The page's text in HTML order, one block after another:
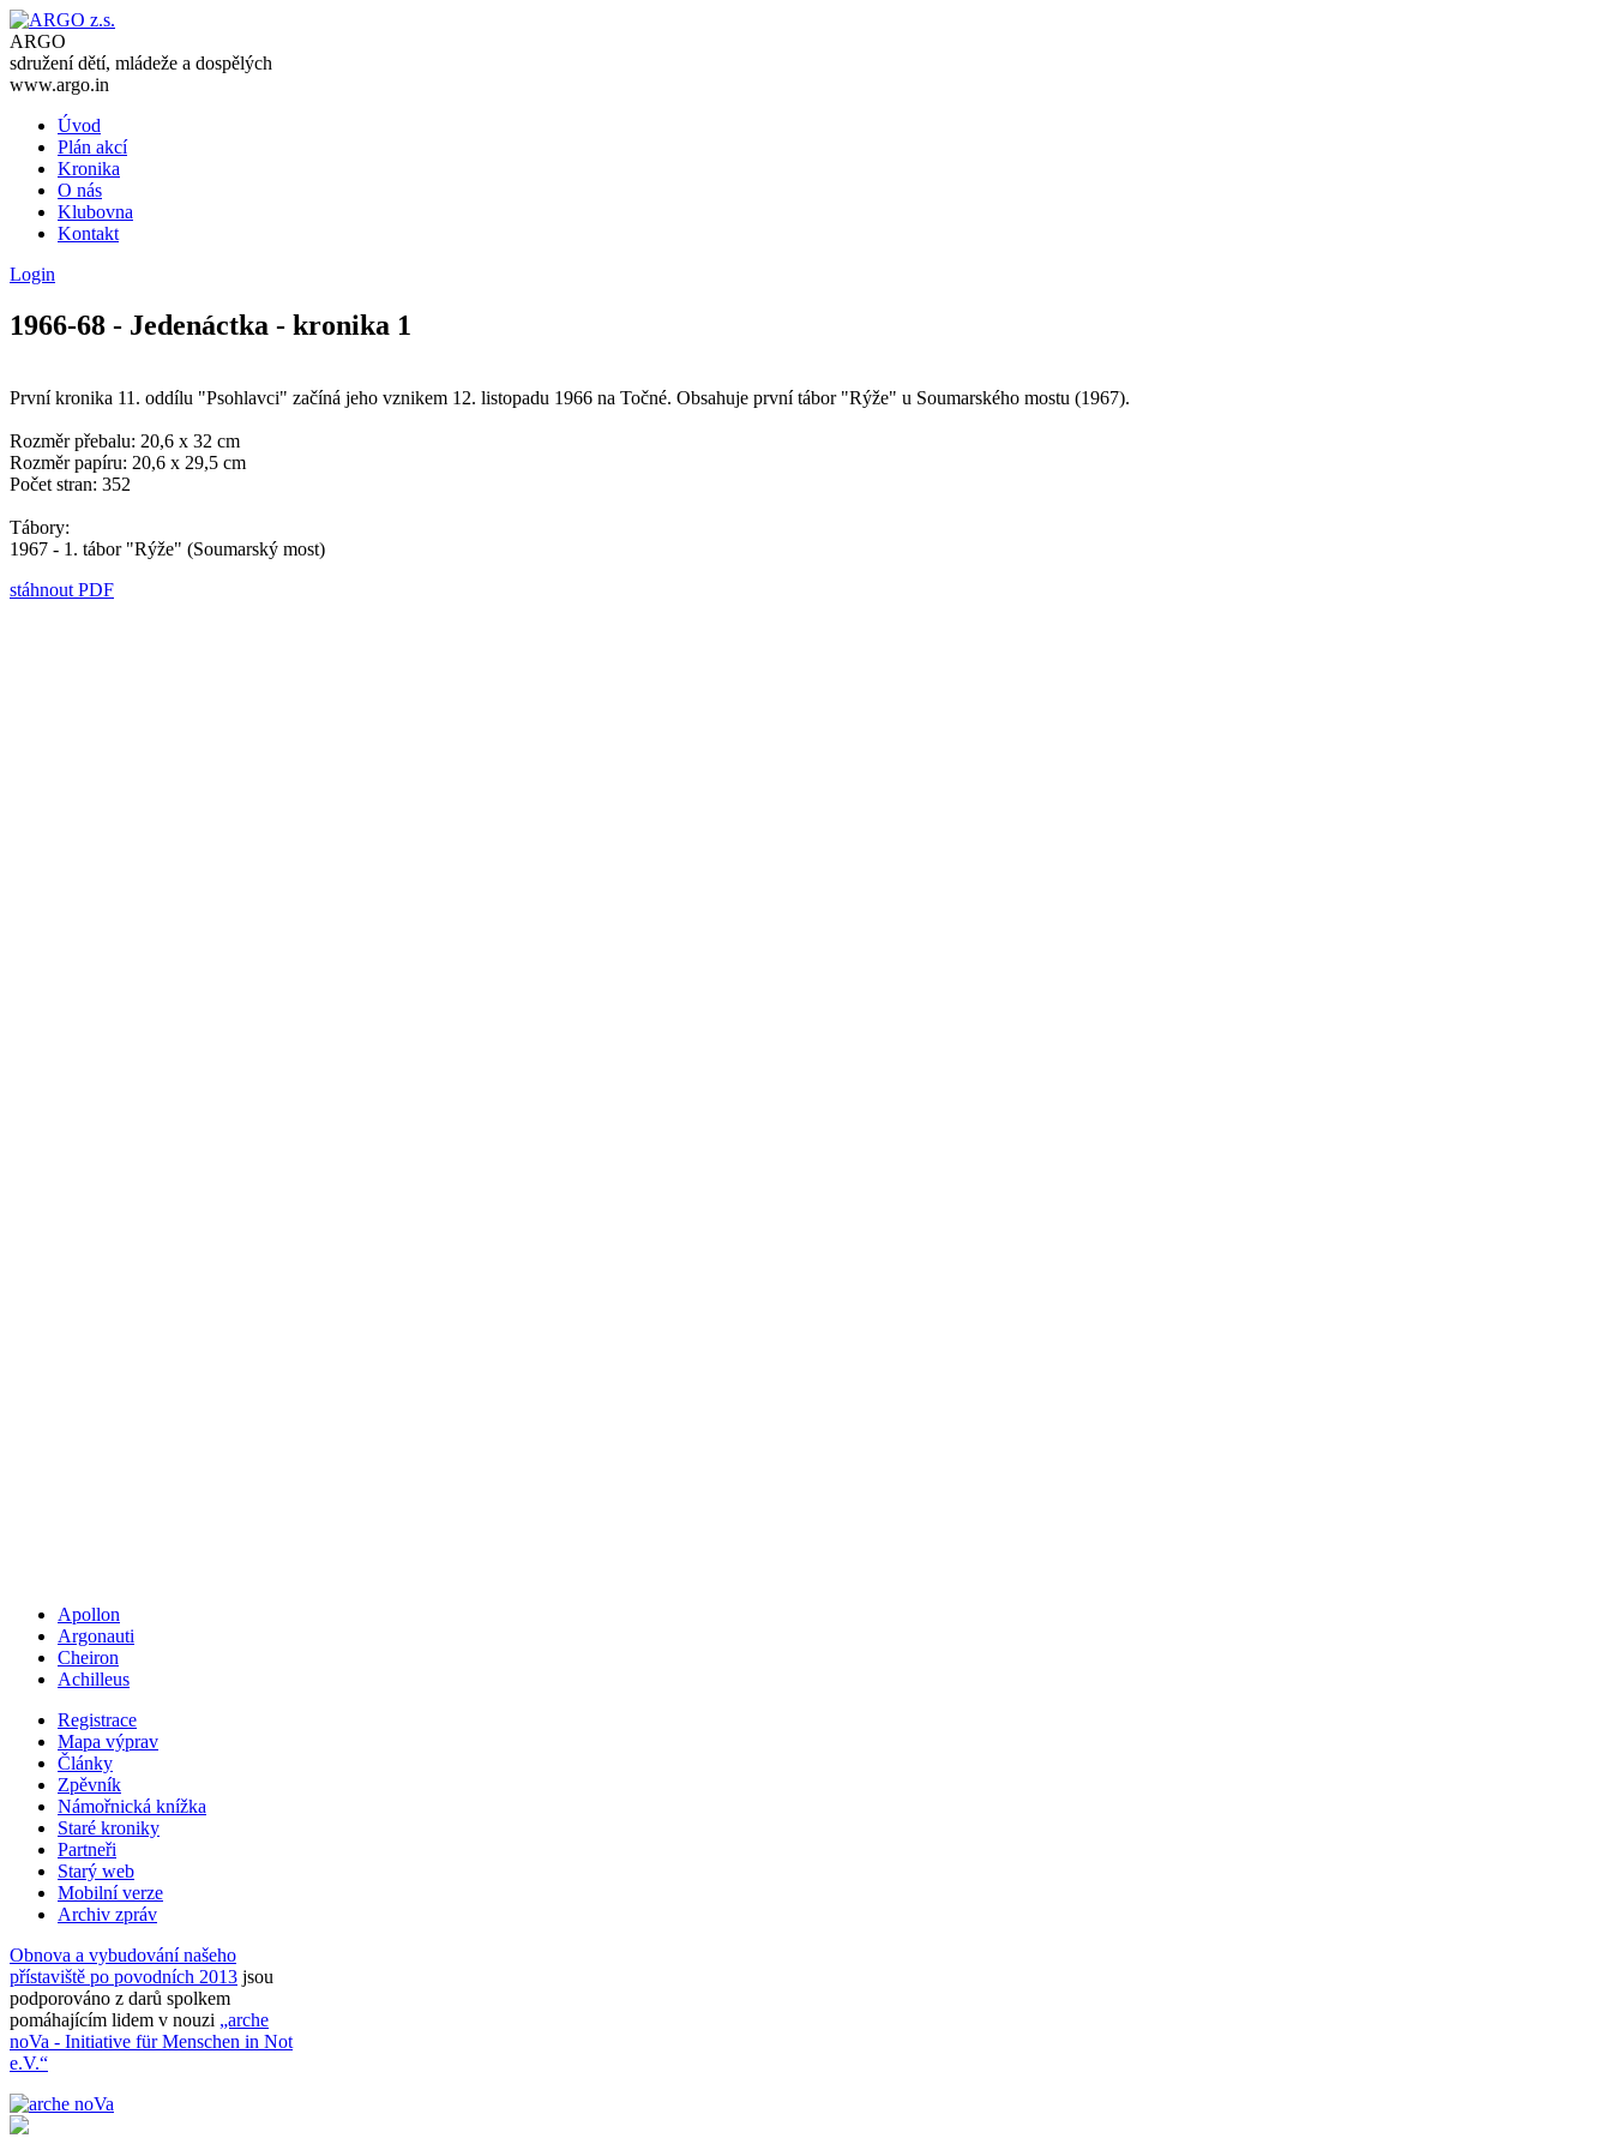
ARGO
sdružení dětí, mládeže a dospělých
www.argo.in
Úvod
Plán akcí
Kronika
O nás
Klubovna
Kontakt
Login
1966-68 - Jedenáctka - kronika 1
První kronika 11. oddílu "Psohlavci" začíná jeho vznikem 12. listopadu 1966 na Točné. Obsahuje první tábor "Rýže" u Soumarského mostu (1967).
Rozměr přebalu: 20,6 x 32 cm
Rozměr papíru: 20,6 x 29,5 cm
Počet stran: 352
Tábory:
1967 - 1. tábor "Rýže" (Soumarský most)
stáhnout PDF
Apollon
Argonauti
Cheiron
Achilleus
Registrace
Mapa výprav
Články
Zpěvník
Námořnická knížka
Staré kroniky
Partneři
Starý web
Mobilní verze
Archiv zpráv
Obnova a vybudování našeho
přístaviště po povodních 2013 jsou
podporováno z darů spolkem
pomáhajícím lidem v nouzi „arche
noVa - Initiative für Menschen in Not
e.V.“